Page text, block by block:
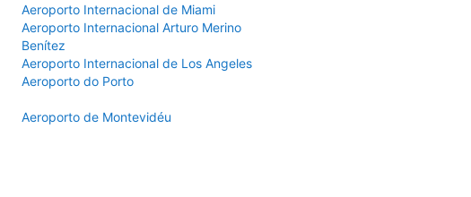
Aeroporto Internacional de Miami
Aeroporto Internacional Arturo Merino
Benítez
Aeroporto Internacional de Los Angeles
Aeroporto do Porto
Aeroporto de Montevidéu